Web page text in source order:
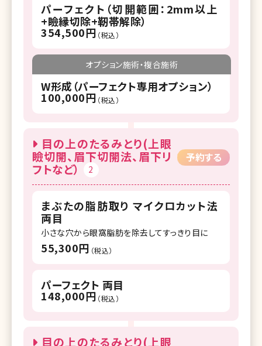
パーフェクト（切開範囲：2mm以上
+瞼縁切除+靭帯解除）
354,500円 （税込）
オプション施術・複合施術
W形成（パーフェクト専用オプション）
100,000円 （税込）
目の上のたるみとり(上眼
瞼切開、眉下切開法、眉下リ
フトなど）
2
予約する
まぶたの脂肪取り マイクロカット法
両目
小さな穴から眼窩脂肪を除去してすっきり目に
55,300円 （税込）
パーフェクト 両目
148,000円 （税込）
目の上のたるみとり(上眼